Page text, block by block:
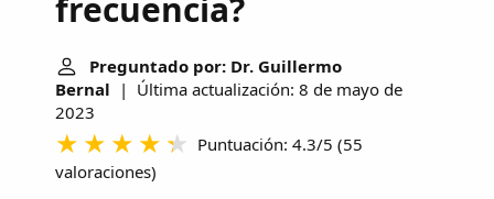
frecuencia?
Preguntado por: Dr. Guillermo
Bernal | Última actualización: 8 de mayo de
2023
Puntuación: 4.3/5 (55
valoraciones)